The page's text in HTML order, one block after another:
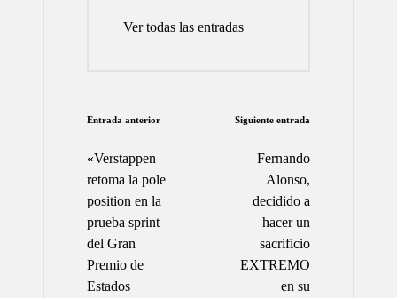
Ver todas las entradas
Navegación
de
entradas
Entrada anterior
«Verstappen
retoma la pole
position en la
prueba sprint
del Gran
Premio de
Estados
Siguiente entrada
Fernando
Alonso,
decidido a
hacer un
sacrificio
EXTREMO
en su